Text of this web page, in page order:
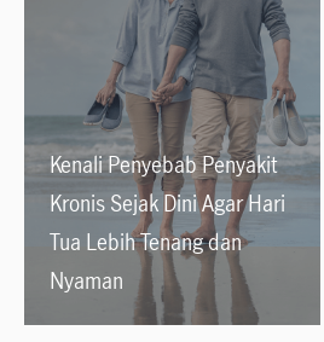
Kenali Penyebab Penyakit
Kronis Sejak Dini Agar Hari
Tua Lebih Tenang dan
Nyaman